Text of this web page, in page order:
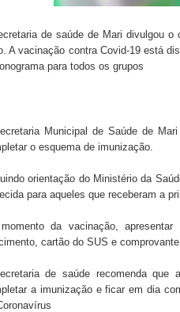
Sapé abre inscrições para Programa
popular fortalece gestão de
campanha Julho Neon e
de saúde de Mari divulgou o
A vacinação contra Covid-19 está
para todos os grupos
Municipal de Saúde de
o esquema de imunização.
orientação do Ministério da
para aqueles que receberam a
da vacinação,
cartão do SUS e comprovante
de saúde recomenda
a imunização e ficar em dia